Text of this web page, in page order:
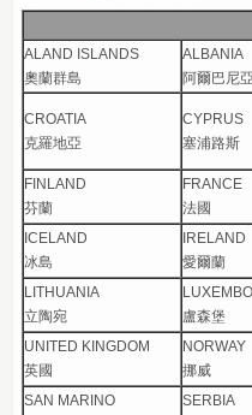
ALAND ISLANDS
奧蘭群島
ALBANIA
阿爾巴尼亞
CROATIA
克羅地亞
CYPRUS
塞浦路斯
FINLAND
芬蘭
FRANCE
法國
ICELAND
冰島
IRELAND
愛爾蘭
LITHUANIA
立陶宛
盧森堡
UNITED KINGDOM
英國
NORWAY
挪威
SAN MARINO
SERBIA